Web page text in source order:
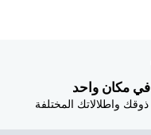
في مكان واحد
واطلالاتك المختلفة